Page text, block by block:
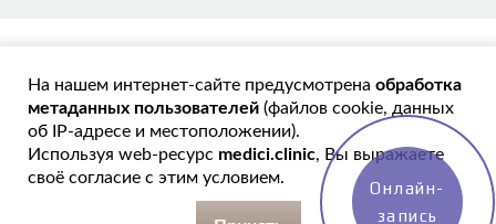
Договор оказания платных услуг
© 2026 Medici.clinic — клиника эстетической и общей
медицины. Информация и цены, представленные на сайте,
являются справочными и не являются публичной офертой.
Создание сайтов Симферополь
Онлайн-
запись
На нашем интернет-сайте предусмотрена обработка
метаданных пользователей (файлов cookie, данных
об IP-адресе и местоположении).
Используя web-ресурс medici.clinic, Вы выражаете
своё согласие с этим условием.